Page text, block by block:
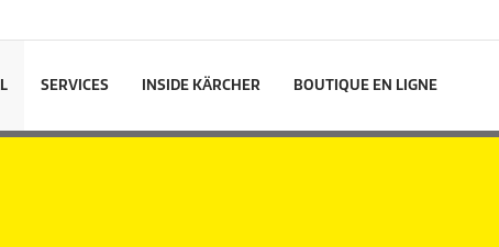
SERVICES INSIDE KÄRCHER BOUTIQUE EN LIGNE